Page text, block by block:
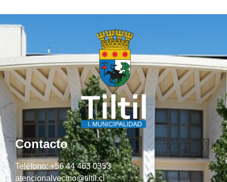
Contacto
Teléfono: +56 44 463 0353
atencionalvecino@tiltil.cl